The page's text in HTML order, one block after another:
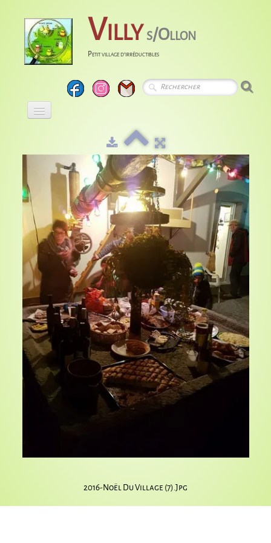
Villy s/Ollon
Petit village d'irréductibles
Calendrier
Entreprises
Histoire
Liens
2016-Noël Du Village (7).jpg